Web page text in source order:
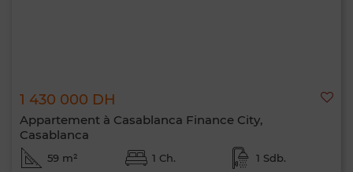
1 430 000 DH
Appartement à Casablanca Finance City,
Casablanca
59 m² 1 Ch. 1 Sdb.